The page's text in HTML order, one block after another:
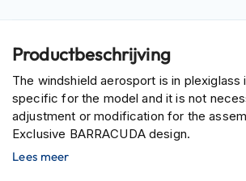
i
o
t
e
n
e
Productbeschrijving
The windshield aerosport is in plexiglass
specific for the model and it is not
adjustment or modification for the
Exclusive BARRACUDA design.
Lees meer